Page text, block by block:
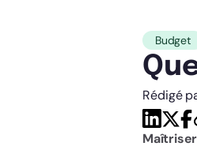
Budget
Rédigé